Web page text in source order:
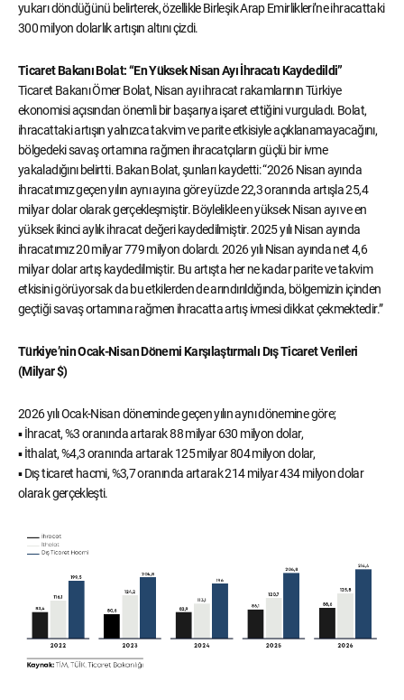
yukarı döndüğünü belirterek, özellikle Birleşik Arap Emirlikleri’ne ihracattaki
300 milyon dolarlık artışın altını çizdi.
Ticaret Bakanı Bolat: “En Yüksek Nisan Ayı İhracatı Kaydedildi”
Ticaret Bakanı Ömer Bolat, Nisan ayı ihracat rakamlarının Türkiye
ekonomisi açısından önemli bir başarıya işaret ettiğini vurguladı. Bolat,
ihracattaki artışın yalnızca takvim ve parite etkisiyle açıklanamayacağını,
bölgedeki savaş ortamına rağmen ihracatçıların güçlü bir ivme
yakaladığını belirtti. Bakan Bolat, şunları kaydetti: “2026 Nisan ayında
ihracatımız geçen yılın aynı ayına göre yüzde 22,3 oranında artışla 25,4
milyar dolar olarak gerçekleşmiştir. Böylelikle en yüksek Nisan ayı ve en
yüksek ikinci aylık ihracat değeri kaydedilmiştir. 2025 yılı Nisan ayında
ihracatımız 20 milyar 779 milyon dolardı. 2026 yılı Nisan ayında net 4,6
milyar dolar artış kaydedilmiştir. Bu artışta her ne kadar parite ve takvim
etkisini görüyorsak da bu etkilerden de arındırıldığında, bölgemizin içinden
geçtiği savaş ortamına rağmen ihracatta artış ivmesi dikkat çekmektedir.”
Türkiye’nin Ocak-Nisan Dönemi Karşılaştırmalı Dış Ticaret Verileri
(Milyar $)
2026 yılı Ocak-Nisan döneminde geçen yılın aynı dönemine göre;
▪ İhracat, %3 oranında artarak 88 milyar 630 milyon dolar,
▪ İthalat, %4,3 oranında artarak 125 milyar 804 milyon dolar,
▪ Dış ticaret hacmi, %3,7 oranında artarak 214 milyar 434 milyon dolar
olarak gerçekleşti.